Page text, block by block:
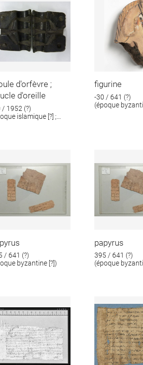
d'orfèvre ;
d'oreille
/ 1952 (?)
islamique [?] ;
figurine
-30 / 641 (?)
(époque
/ 641 (?)
byzantine [?])
papyrus
395 / 641 (?)
(époque